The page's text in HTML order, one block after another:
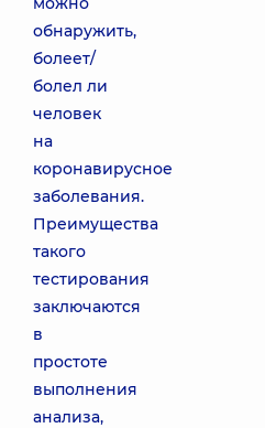
обнаружить,
болеет/
болел ли
человек
на
коронавирусное
заболевания.
Преимущества
такого
тестирования
заключаются
в
простоте
выполнения
анализа,